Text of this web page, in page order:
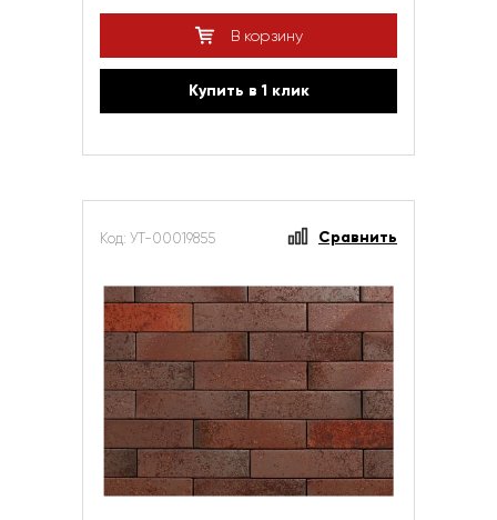
В корзину
Купить в 1 клик
Код: УТ-00019855 Сравнить